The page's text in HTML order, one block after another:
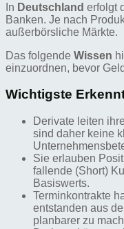
In Deutschland erfolgt
Banken. Je nach
außerbörsliche Märkte.
Das folgende Wissen
einzuordnen, bevor
Wichtigste
Derivate leiten
sind daher keine
Sie erlauben
fallende (Short)
Basiswerts.
Terminkontrakte
entstanden aus
planbarer zu